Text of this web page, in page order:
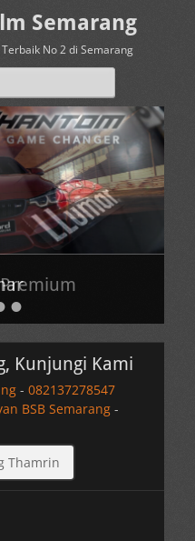
Semarang
No 2 di Semarang
•
Kunjungi Kami
- 082137278547
BSB Semarang -
Thamrin